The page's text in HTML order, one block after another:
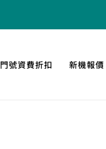
門號資費折扣 新機報價